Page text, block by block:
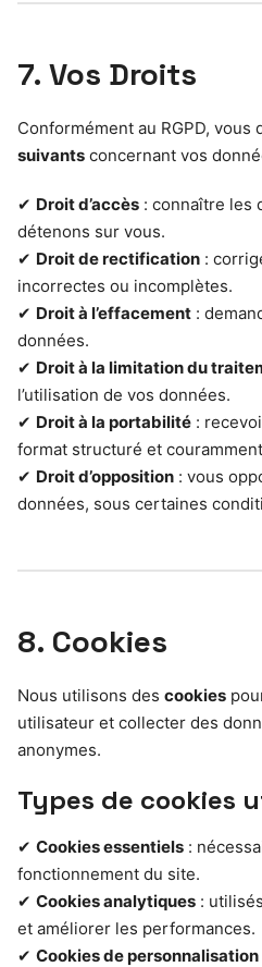
7. Vos Droits
Conformément au RGPD, vous
suivants concernant vos
✔ Droit d’accès : connaître les
détenons sur vous.
✔ Droit de rectification :
incorrectes ou incomplètes.
✔ Droit à l’effacement :
données.
✔ Droit à la limitation du
l’utilisation de vos données.
✔ Droit à la portabilité :
format structuré et
✔ Droit d’opposition : vous
données, sous certaines
8. Cookies
Nous utilisons des cookies
utilisateur et collecter des
anonymes.
Types de cookies
✔ Cookies essentiels :
fonctionnement du site.
✔ Cookies analytiques :
et améliorer les performances.
✔ Cookies de personnalisation